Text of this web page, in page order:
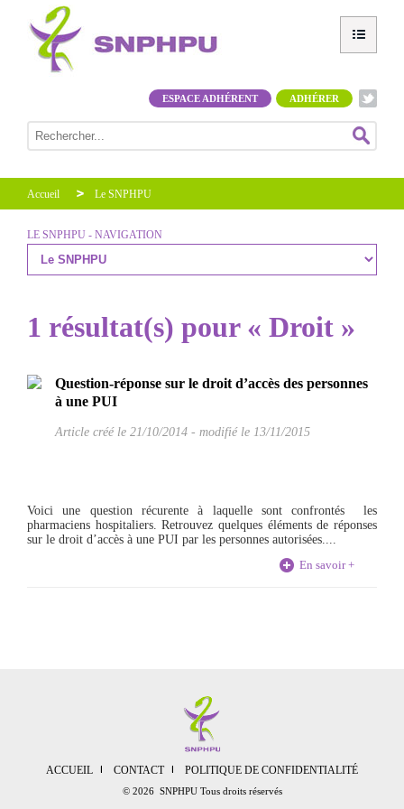
ADHÉRER
ESPACE ADHÉRENT
Accueil Le SNPHPU
LE SNPHPU - NAVIGATION
1 résultat(s) pour « Droit »
Question-réponse sur le droit d’accès des personnes
à une PUI
Article créé le 21/10/2014 - modifié le 13/11/2015
Voici une question récurente à laquelle sont confrontés les
pharmaciens hospitaliers. Retrouvez quelques éléments de réponses
sur le droit d’accès à une PUI par les personnes autorisées....
En savoir +
ACCUEIL CONTACT POLITIQUE DE CONFIDENTIALITÉ
© 2026 SNPHPU Tous droits réservés